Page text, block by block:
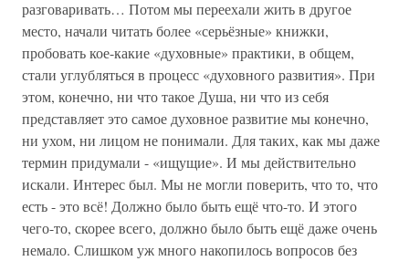
разговаривать… Потом мы переехали жить в другое
место, начали читать более «серьёзные» книжки,
пробовать кое-какие «духовные» практики, в общем,
стали углубляться в процесс «духовного развития». При
этом, конечно, ни что такое Душа, ни что из себя
представляет это самое духовное развитие мы конечно,
ни ухом, ни лицом не понимали. Для таких, как мы даже
термин придумали - «ищущие». И мы действительно
искали. Интерес был. Мы не могли поверить, что то, что
есть - это всё! Должно было быть ещё что-то. И этого
чего-то, скорее всего, должно было быть ещё даже очень
немало. Слишком уж много накопилось вопросов без